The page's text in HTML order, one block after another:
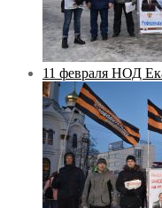
11 февраля НОД